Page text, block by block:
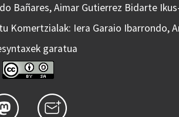
Bañares, Aimar Gutierrez Bidarte
Komertzialak: Iera Garaio Ibarrondo,
garatua